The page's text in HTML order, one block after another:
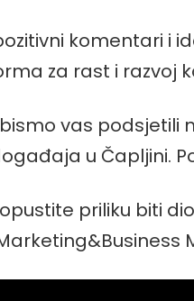
komentari i
za rast i razvoj
vas podsjetili
u Čapljini.
priliku biti